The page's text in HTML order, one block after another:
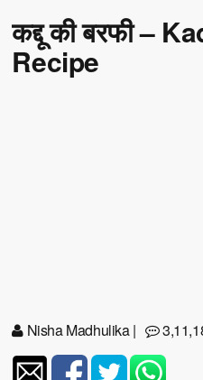
कद्दू की बरफी –
Recipe
Nisha Madhulika|